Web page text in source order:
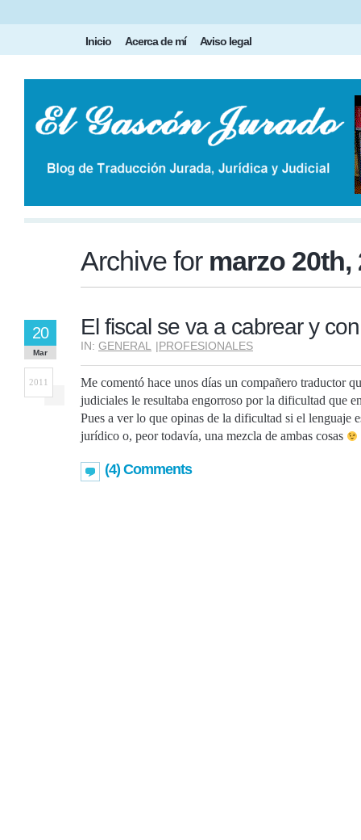
Inicio Acerca de mí Aviso legal
Archive for marzo 20th,
El fiscal se va a cabrear y
IN: GENERAL |PROFESIONALES
20
Mar
2011
Me comentó hace unos días un compañero traductor
judiciales le resultaba engorroso por la dificultad que
Pues a ver lo que opinas de la dificultad si el lenguaje
jurídico o, peor todavía, una mezcla de ambas cosas
(4) Comments